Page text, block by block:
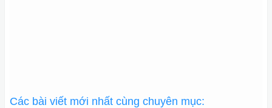
Các bài viết mới nhất cùng chuyên mục: